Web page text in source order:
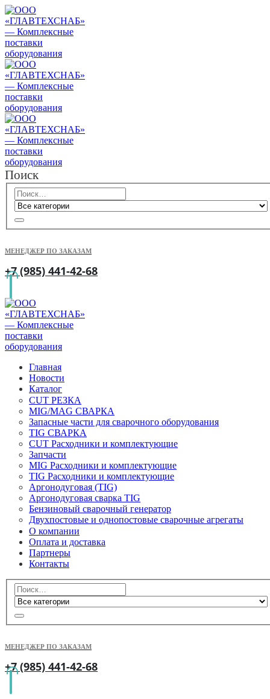
Поиск
МЕНЕДЖЕР ПО ЗАКАЗАМ
+7 (985) 441-42-68
Главная
Новости
Каталог
CUT РЕЗКА
MIG/MAG СВАРКА
Запасные части для сварочного оборудования
TIG СВАРКА
CUT Расходники и комплектующие
Запчасти
MIG Расходники и комплектующие
TIG Расходники и комплектующие
Аргонодуговая (TIG)
Аргонодуговая сварка TIG
Бензиновый сварочный генератор
Двухпостовые и однопостовые сварочные агрегаты
О компании
Оплата и доставка
Партнеры
Контакты
МЕНЕДЖЕР ПО ЗАКАЗАМ
+7 (985) 441-42-68